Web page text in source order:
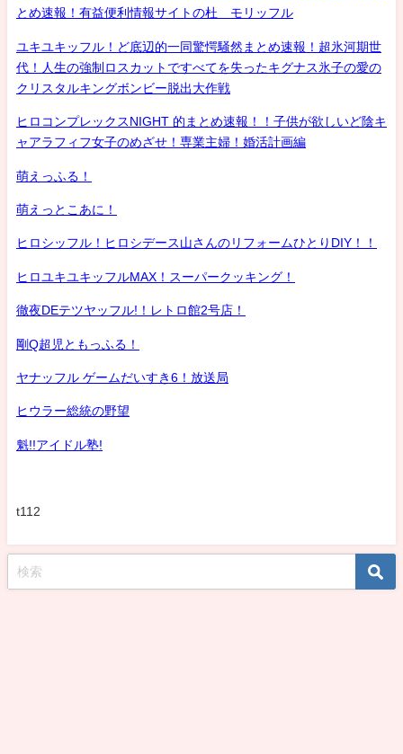
とめ速報！有益便利情報サイトの杜 モリッフル
ユキユキッフル！ど底辺的一同驚愕騒然まとめ速報！超氷河期世
代！人生の強制ロスカットですべてを失ったキグナス氷子の愛の
クリスタルキングボンビー脱出大作戦
ヒロコンプレックスNIGHT 的まとめ速報！！子供が欲しいど陰キ
ャアラフィフ女子のめざせ！専業主婦！婚活計画編
萌えっふる！
萌えっとこあに！
ヒロシッフル！ヒロシデース山さんのリフォームひとりDIY！！
ヒロユキユキッフルMAX！スーパークッキング！
徹夜DEテツヤッフル!！レトロ館2号店！
剛Q超児ともっふる！
ヤナッフル ゲームだいすき6！放送局
ヒウラー総統の野望
魁!!アイドル塾!
t112